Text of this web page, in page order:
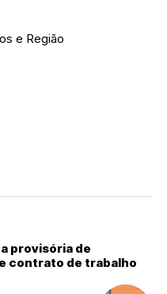
e Região
provisória de
contrato de trabalho